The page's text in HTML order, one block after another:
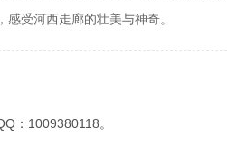
受河西走廊的壮美与神奇。
：1009380118。